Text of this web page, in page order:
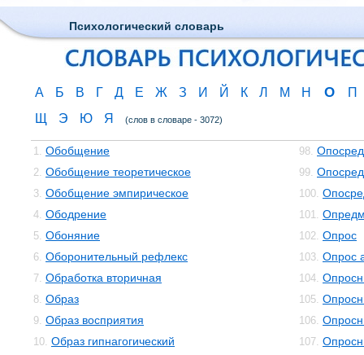
Психологический словарь
А Б В Г Д Е Ж З И Й К Л М Н О
П
Щ
Э Ю Я (слов в словаре - 3072)
1. Обобщение
2. Обобщение теоретическое
3. Обобщение эмпирическое
4. Ободрение
5. Обоняние
6. Оборонительный рефлекс
7. Обработка вторичная
8. Образ
9. Образ восприятия
10. Образ гипнагогический
98.
99.
100.
101.
102. Опрос
103. Опрос
104.
105.
106.
107.